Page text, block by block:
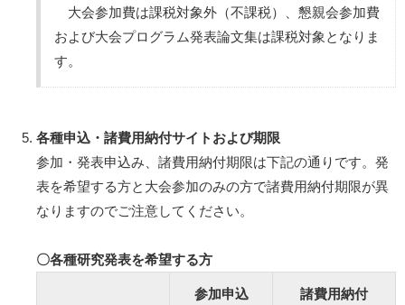
大会参加費は課税対象外（不課税）、懇親会参加費
および大会プログラム発表論文集は課税対象となりま
す。
各種申込・諸費用納付サイトおよび期限
参加・発表申込み、諸費用納付期限は下記の通りです。発
表を希望する方と大会参加のみの方で諸費用納付期限が異
なりますのでご注意してください。
〇各種研究発表を希望する方
参加申込 諸費用納付